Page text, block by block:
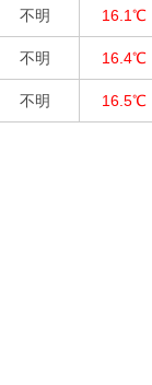
不明 16.1℃
不明 16.4℃
不明 16.5℃